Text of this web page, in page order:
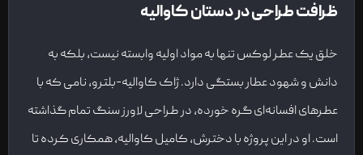
ظرافت طراحی در دستان کاوالیه
خلق یک عطر لوکس تنها به مواد اولیه وابسته نیست، بلکه به
دانش و شهود عطار بستگی دارد. ژاک کاوالیه-بلترو، نامی که با
عطرهای افسانه‌ای گره خورده، در طراحی لاورز سنگ تمام گذاشته
است. او در این پروژه با دخترش، کامیل کاوالیه، همکاری کرده تا